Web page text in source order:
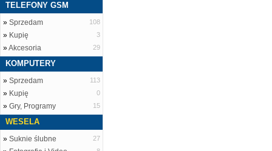
TELEFONY GSM
» Sprzedam 108
» Kupię 3
»Akcesoria 29
KOMPUTERY
» Sprzedam 113
» Kupię 0
» Gry, Programy 15
WESELA
» Suknie ślubne 27